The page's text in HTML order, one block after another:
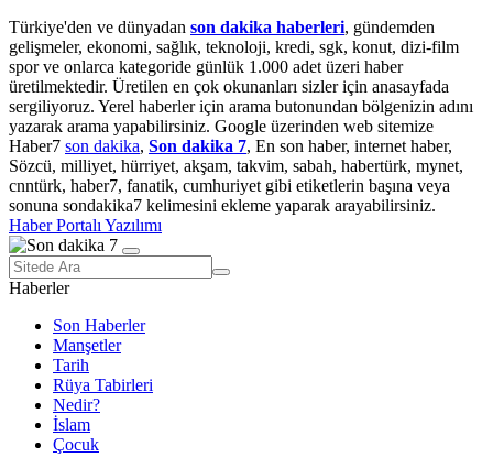
Türkiye'den ve dünyadan son dakika haberleri, gündemden
gelişmeler, ekonomi, sağlık, teknoloji, kredi, sgk, konut, dizi-film
spor ve onlarca kategoride günlük 1.000 adet üzeri haber
üretilmektedir. Üretilen en çok okunanları sizler için anasayfada
sergiliyoruz. Yerel haberler için arama butonundan bölgenizin adını
yazarak arama yapabilirsiniz. Google üzerinden web sitemize
Haber7 son dakika, Son dakika 7, En son haber, internet haber,
Sözcü, milliyet, hürriyet, akşam, takvim, sabah, habertürk, mynet,
cnntürk, haber7, fanatik, cumhuriyet gibi etiketlerin başına veya
sonuna sondakika7 kelimesini ekleme yaparak arayabilirsiniz.
Haber Portalı Yazılımı
Haberler
Son Haberler
Manşetler
Tarih
Rüya Tabirleri
Nedir?
İslam
Çocuk